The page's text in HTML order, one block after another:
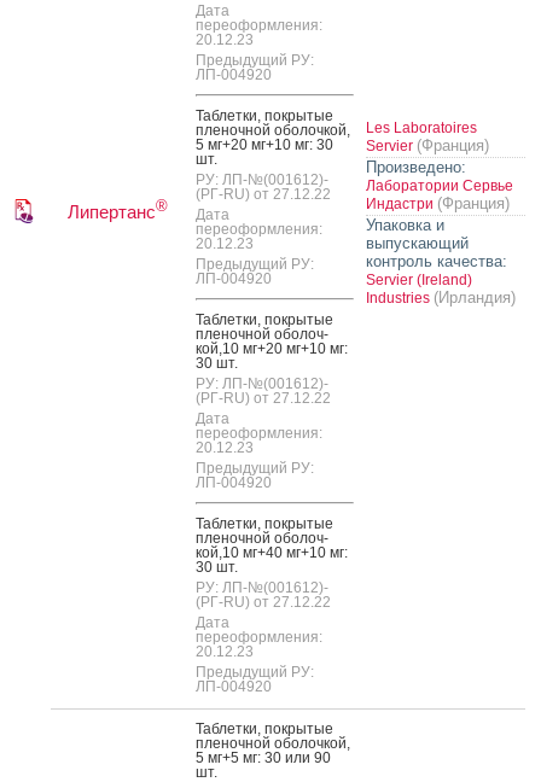
Липертанс®
Дата
переоформления:
20.12.23
Предыдущий РУ:
ЛП-004920
Таб­летки, пок­ры­тые
пле­ноч­ной обо­лоч­кой,
5 мг+20 мг+10 мг: 30
шт.
РУ: ЛП-№(001612)-
(РГ-RU) от 27.12.22
Дата
переоформления:
20.12.23
Предыдущий РУ:
ЛП-004920
Таб­летки, пок­ры­тые
пле­ноч­ной обо­лоч­
кой,10 мг+20 мг+10 мг:
30 шт.
РУ: ЛП-№(001612)-
(РГ-RU) от 27.12.22
Дата
переоформления:
20.12.23
Предыдущий РУ:
ЛП-004920
Таб­летки, пок­ры­тые
пле­ноч­ной обо­лоч­
кой,10 мг+40 мг+10 мг:
30 шт.
РУ: ЛП-№(001612)-
(РГ-RU) от 27.12.22
Дата
переоформления:
20.12.23
Предыдущий РУ:
ЛП-004920
Les Laboratoires
Servier (Франция)
Произведено:
Лаборатории Сервье
Индастри (Франция)
Упаковка и
выпускающий
контроль качества:
Servier (Ireland)
Industries (Ирландия)
Таб­летки, пок­ры­тые
пле­ноч­ной обо­лоч­кой,
5 мг+5 мг: 30 или 90
шт.